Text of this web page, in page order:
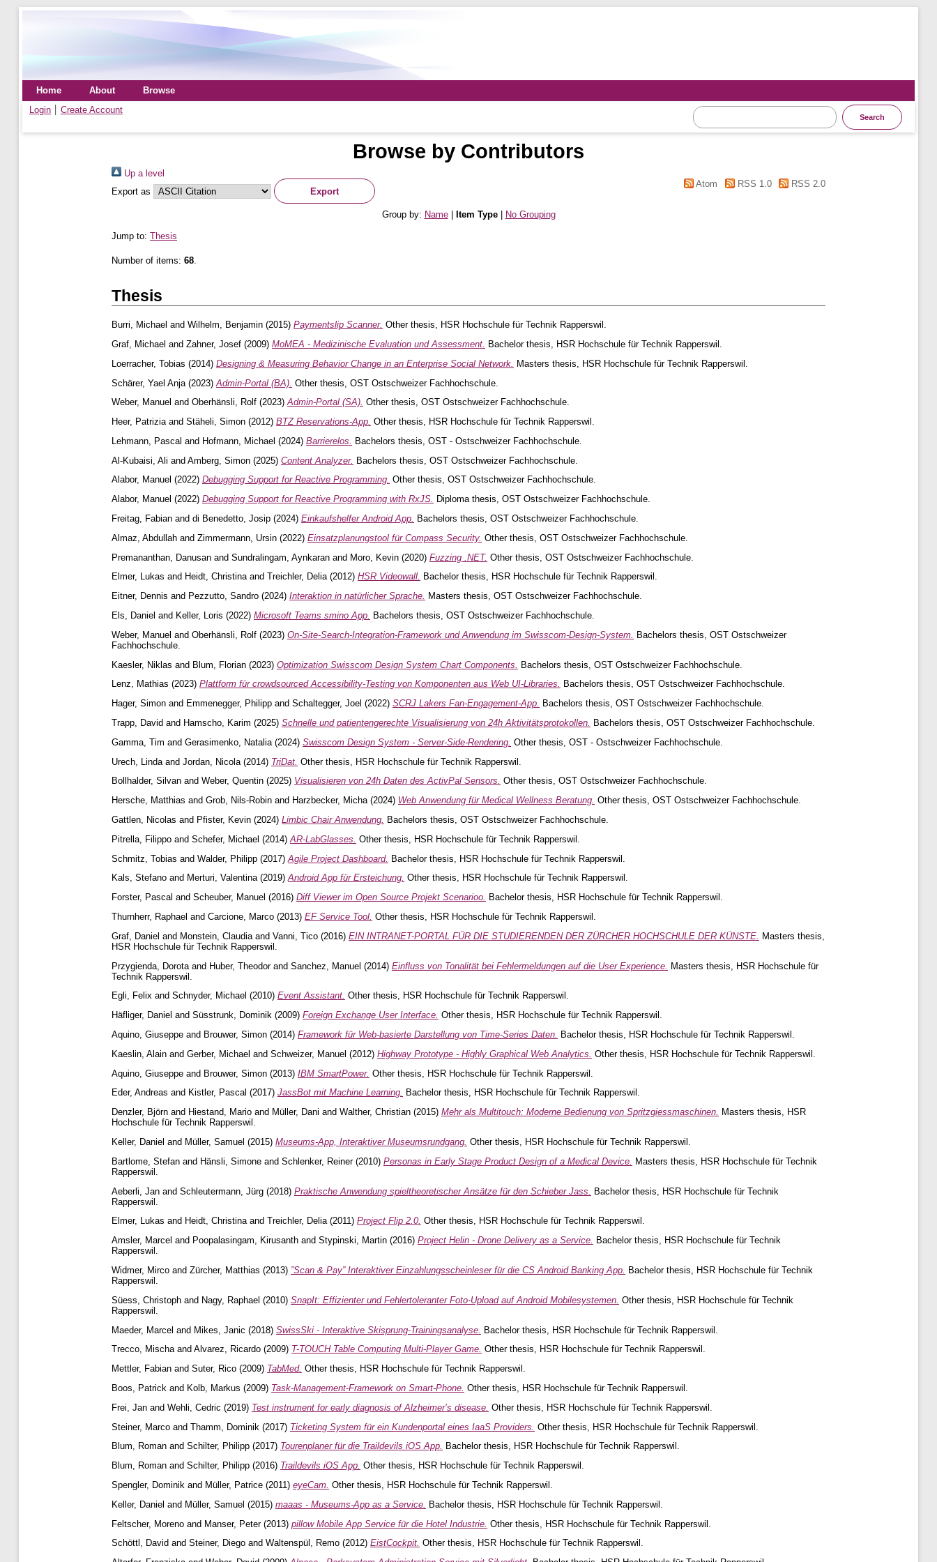
Home About
Browse
Login
Create Account
Browse by Contributors
Up a level
Export as
Atom RSS 1.0 RSS 2.0
Group by: Name| Item Type| No Grouping
Jump to: Thesis
Number of items: 68.
Thesis
Burri, Michael and Wilhelm, Benjamin (2015) Paymentslip Scanner. Other thesis, HSR Hochschule für Technik Rapperswil.
Graf, Michael and Zahner, Josef (2009) MoMEA - Medizinische Evaluation und Assessment.
Bachelor thesis, HSR Hochschule für Technik Rapperswil.
Loerracher, Tobias (2014) Designing & Measuring Behavior Change in an Enterprise Social Network. Masters thesis, HSR Hochschule für Technik Rapperswil.
Schärer, Yael Anja (2023) Admin-Portal (BA). Other thesis, OST Ostschweizer Fachhochschule.
Weber, Manuel and Oberhänsli, Rolf (2023)Admin-Portal (SA). Other thesis, OST Ostschweizer Fachhochschule.
Heer, Patriziaand Stäheli, Simon (2012) BTZ Reservations-App. Other thesis, HSR Hochschule für Technik Rapperswil.
Lehmann, Pascal and Hofmann, Michael (2024) Barrierelos.
Bachelors thesis, OST - Ostschweizer Fachhochschule.
Al-Kubaisi, Ali and Amberg, Simon (2025) Content Analyzer. Bachelors thesis, OST Ostschweizer Fachhochschule.
Alabor, Manuel (2022) Debugging Support for Reactive Programming. Other thesis, OST Ostschweizer Fachhochschule.
Alabor, Manuel (2022) Debugging Support for Reactive Programming with RxJS. Diploma thesis, OST Ostschweizer Fachhochschule.
Freitag, Fabian and di Benedetto, Josip (2024) Einkaufshelfer Android App. Bachelors thesis, OST Ostschweizer Fachhochschule.
Almaz, Abdullah and Zimmermann, Ursin (2022) Einsatzplanungstool für Compass Security. Other thesis, OST Ostschweizer Fachhochschule.
Premananthan, Danusan and Sundralingam, Aynkaran and Moro, Kevin (2020) Fuzzing .NET. Other thesis, OST Ostschweizer Fachhochschule.
Elmer, Lukas and Heidt, Christinaand Treichler, Delia(2012) HSR Videowall. Bachelor thesis, HSR Hochschule für Technik Rapperswil.
Eitner, Dennis and Pezzutto, Sandro (2024) Interaktion in natürlicher Sprache. Masters thesis, OST Ostschweizer Fachhochschule.
Els, Daniel and Keller, Loris (2022) Microsoft Teams smino App. Bachelors thesis, OST Ostschweizer Fachhochschule.
Weber, Manuel and Oberhänsli, Rolf (2023) On-Site-Search-Integration-Framework und Anwendung im Swisscom-Design-System.
Bachelors thesis, OST Ostschweizer
Fachhochschule.
Kaesler, Niklas and Blum, Florian (2023) Optimization Swisscom Design System Chart Components.
Bachelors thesis, OST Ostschweizer Fachhochschule.
Lenz, Mathias (2023) Plattform für crowdsourced Accessibility-Testing von Komponenten aus Web UI-Libraries. Bachelors thesis, OST Ostschweizer Fachhochschule.
Hager, Simon and Emmenegger, Philipp and Schaltegger, Joel (2022) SCRJ Lakers Fan-Engagement-App. Bachelors thesis, OST Ostschweizer Fachhochschule.
Trapp, David and Hamscho, Karim (2025) Schnelle und patientengerechte Visualisierung von 24h Aktivitätsprotokollen. Bachelors thesis, OST Ostschweizer Fachhochschule.
Gamma, Tim and Gerasimenko, Natalia (2024) Swisscom Design System - Server-Side-Rendering. Other thesis, OST - Ostschweizer Fachhochschule.
Urech, Linda and Jordan, Nicola (2014) TriDat. Other thesis, HSR Hochschule für Technik Rapperswil.
Bollhalder, Silvan and Weber, Quentin (2025) Visualisieren von 24h Daten des ActivPal Sensors. Other thesis, OST Ostschweizer Fachhochschule.
Hersche, Matthias and Grob, Nils-Robin and Harzbecker, Micha(2024) Web Anwendung für Medical Wellness Beratung. Other thesis, OST Ostschweizer Fachhochschule.
Gattlen, Nicolas and Pfister, Kevin (2024) Limbic Chair Anwendung. Bachelors thesis, OST Ostschweizer Fachhochschule.
Pitrella, Filippo and Schefer, Michael (2014) AR-LabGlasses. Other thesis, HSR Hochschule für Technik Rapperswil.
Schmitz, Tobias and Walder, Philipp (2017) Agile Project Dashboard. Bachelor thesis, HSR Hochschule für Technik Rapperswil.
Kals, Stefano and Merturi, Valentina(2019)Android App für Ersteichung. Other thesis, HSR Hochschule für Technik Rapperswil.
Forster, Pascal and Scheuber, Manuel (2016) Diff Viewer im Open Source Projekt Scenarioo. Bachelor thesis, HSR Hochschule für Technik Rapperswil.
Thurnherr, Raphael and Carcione, Marco (2013) EF Service Tool. Other thesis, HSR Hochschule für Technik Rapperswil.
Graf, Daniel and Monstein, Claudia and Vanni, Tico (2016) EIN INTRANET-PORTAL FÜR DIE STUDIERENDEN DER ZÜRCHER HOCHSCHULE DER KÜNSTE.
Masters thesis,
HSR Hochschule für Technik Rapperswil.
Przygienda, Dorota and Huber, Theodorand Sanchez, Manuel (2014) Einfluss von Tonalität bei Fehlermeldungen auf die User Experience. Masters thesis, HSR Hochschule für
Technik Rapperswil.
Egli, Felix and Schnyder, Michael (2010) Event Assistant. Other thesis, HSR Hochschule für Technik Rapperswil.
Häfliger, Daniel and Süsstrunk, Dominik (2009) Foreign Exchange User Interface. Other thesis, HSR Hochschule für Technik Rapperswil.
Aquino, Giuseppe and Brouwer, Simon (2014) Framework für Web-basierte Darstellung von Time-Series Daten. Bachelor thesis, HSR Hochschule für Technik Rapperswil.
Kaeslin, Alain and Gerber, Michael and Schweizer, Manuel (2012) Highway Prototype - Highly Graphical Web Analytics. Other thesis, HSR Hochschule für Technik Rapperswil.
Aquino, Giuseppe and Brouwer, Simon (2013) IBM SmartPower. Other thesis, HSR Hochschule für Technik Rapperswil.
Eder, Andreas and Kistler, Pascal (2017) JassBot mit Machine Learning. Bachelor thesis, HSR Hochschule für Technik Rapperswil.
Denzler, Björn and Hiestand, Mario and Müller, Dani and Walther, Christian (2015) Mehr als Multitouch: Moderne Bedienung von Spritzgiessmaschinen. Masters thesis, HSR
Hochschule für Technik Rapperswil.
Keller, Daniel and Müller, Samuel (2015) Museums-App, Interaktiver Museumsrundgang. Other thesis, HSR Hochschule für Technik Rapperswil.
Bartlome, Stefan and Hänsli, Simone and Schlenker, Reiner(2010) Personas in Early Stage Product Design of a Medical Device.
Masters thesis, HSR Hochschule für Technik
Rapperswil.
Aeberli, Jan and Schleutermann, Jürg (2018) Praktische Anwendung spieltheoretischer Ansätze für den Schieber Jass.
Bachelor thesis, HSR Hochschule für Technik
Rapperswil.
Elmer, Lukas and Heidt, Christinaand Treichler, Delia(2011) Project Flip 2.0. Other thesis, HSR Hochschule für Technik Rapperswil.
Amsler, Marcel and Poopalasingam, Kirusanth and Stypinski, Martin (2016) Project Helin - Drone Delivery as a Service. Bachelor thesis, HSR Hochschule für Technik
Rapperswil.
Widmer, Mirco and Zürcher, Matthias (2013) ”Scan & Pay” Interaktiver Einzahlungsscheinleser für die CS Android Banking App.
Bachelor thesis, HSR Hochschule für Technik
Rapperswil.
Süess, Christoph and Nagy, Raphael (2010) SnapIt: Effizienter und Fehlertoleranter Foto-Upload auf Android Mobilesystemen. Other thesis, HSR Hochschule für Technik
Rapperswil.
Maeder, Marcel and Mikes, Janic (2018) SwissSki - Interaktive Skisprung-Trainingsanalyse. Bachelor thesis, HSR Hochschule für Technik Rapperswil.
Trecco, Mischaand Alvarez, Ricardo (2009) T-TOUCH Table Computing Multi-Player Game. Other thesis, HSR Hochschule für Technik Rapperswil.
Mettler, Fabian and Suter, Rico (2009) TabMed. Other thesis, HSR Hochschule für Technik Rapperswil.
Boos, Patrick and Kolb, Markus (2009) Task-Management-Framework on Smart-Phone. Other thesis, HSR Hochschule für Technik Rapperswil.
Frei, Jan and Wehli, Cedric (2019) Test instrument for early diagnosis of Alzheimer’s disease. Other thesis, HSR Hochschule für Technik Rapperswil.
Steiner, Marco and Thamm, Dominik (2017) Ticketing System für ein Kundenportal eines IaaS Providers. Other thesis, HSR Hochschule für Technik Rapperswil.
Blum, Roman and Schilter, Philipp (2017) Tourenplaner für die Traildevils iOS App. Bachelor thesis, HSR Hochschule für Technik Rapperswil.
Blum, Roman and Schilter, Philipp (2016) Traildevils iOS App. Other thesis, HSR Hochschule für Technik Rapperswil.
Spengler, Dominik and Müller, Patrice (2011) eyeCam. Other thesis, HSR Hochschule für Technik Rapperswil.
Keller, Daniel and Müller, Samuel (2015) maaas - Museums-App as a Service. Bachelor thesis, HSR Hochschule für Technik Rapperswil.
Feltscher, Moreno and Manser, Peter(2013) pillow Mobile App Service für die Hotel Industrie. Other thesis, HSR Hochschule für Technik Rapperswil.
Schöttl, David and Steiner, Diego and Waltenspül, Remo (2012) EistCockpit. Other thesis, HSR Hochschule für Technik Rapperswil.